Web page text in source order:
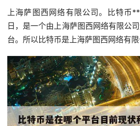
上海萨图西网络有限公司。比特币
日，是一个由上海萨图西网络有限公
台。所以比特币是上海萨图西网络有限